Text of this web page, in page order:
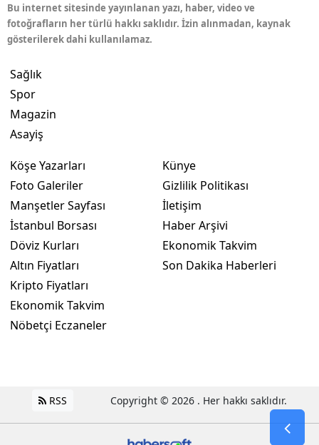
Bu internet sitesinde yayınlanan yazı, haber, video ve
fotoğrafların her türlü hakkı saklıdır. İzin alınmadan, kaynak
gösterilerek dahi kullanılamaz.
Sağlık
Spor
Magazin
Asayiş
Köşe Yazarları
Foto Galeriler
Manşetler Sayfası
İstanbul Borsası
Döviz Kurları
Altın Fiyatları
Kripto Fiyatları
Ekonomik Takvim
Nöbetçi Eczaneler
Künye
Gizlilik Politikası
İletişim
Haber Arşivi
Ekonomik Takvim
Son Dakika Haberleri
RSS Copyright © 2026 . Her hakkı saklıdır.